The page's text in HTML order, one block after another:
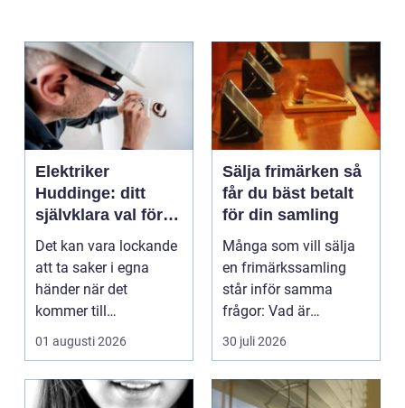
Elektriker
Huddinge: ditt
självklara val för
säker elinstallation
Det kan vara lockande
att ta saker i egna
händer när det
kommer till
hemförbättr...
01 augusti 2026
Sälja frimärken så
får du bäst betalt
för din samling
Många som vill sälja
en frimärkssamling
står inför samma
frågor: Vad är
samlingen värd? Var
vänder m...
30 juli 2026